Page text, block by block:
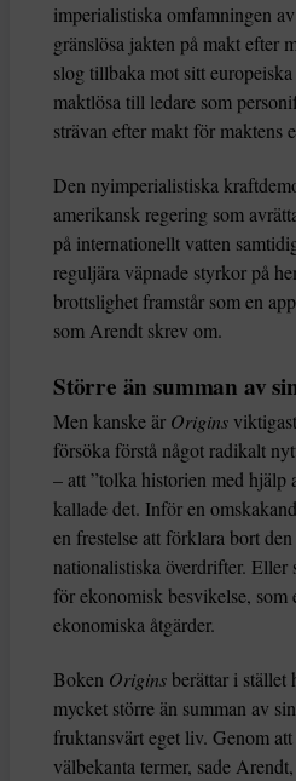
imperialistiska omfamningen
gränslösa jakten på makt efter
slog tillbaka mot sitt
maktlösa till ledare som
strävan efter makt för maktens
Den nyimperialistiska
amerikansk regering som
på internationellt vatten
reguljära väpnade styrkor på
brottslighet framstår som en
som Arendt skrev om.
Större än summan av
Men kanske är Origins
försöka förstå något radikalt
– att ”tolka historien med
kallade det. Inför en
en frestelse att förklara bort
nationalistiska överdrifter. Eller
för ekonomisk besvikelse, som
ekonomiska åtgärder.
Boken Originsberättar i stället
mycket större än summan av
fruktansvärt eget liv. Genom
välbekanta termer, sade